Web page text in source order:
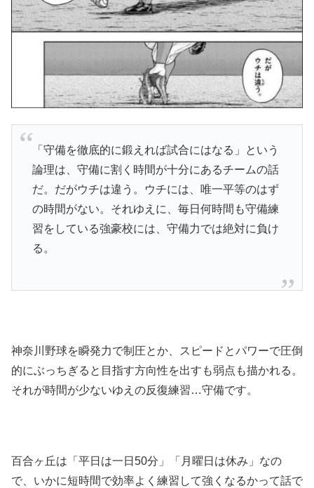
「守備を徹底的に鍛えれば試合にはなる」という
論理は、守備に割く時間が十分にあるチームの話
だ。だがウチは違う。ウチには、唯一平等のはず
の時間がない。それゆえに、毎日何時間も守備練
習をしている強豪校には、守備力では絶対に負け
る。
神奈川野球を瞬発力で制圧とか、スピードとパワーで圧倒
的にぶっちぎると目指す方向性を出すも弱点も描かれる。
それが時間が少ないゆえの反復練習…守備です。
百合ヶ丘は「平日は一日50分」「月曜日は休み」なの
で、いかに短時間で効率よく練習して強くなるかって話で